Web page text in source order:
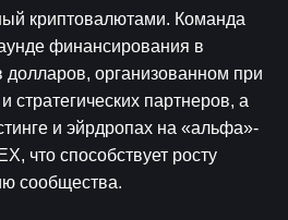
криптовалютами. Команда
финансирования в
организованном при
стратегических партнеров, а
и эйрдропах на «альфа»-
что способствует росту
сообщества.